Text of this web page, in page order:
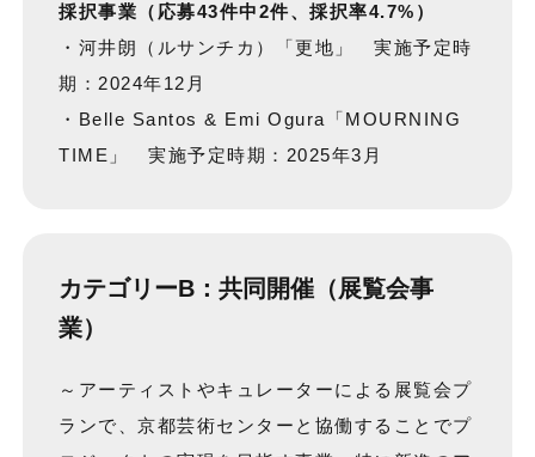
採択事業（応募43件中2件、採択率4.7%）
・河井朗（ルサンチカ）「更地」 実施予定時
期：2024年12月
・Belle Santos & Emi Ogura「MOURNING
TIME」 実施予定時期：2025年3月
カテゴリーB：共同開催（展覧会事
業）
～アーティストやキュレーターによる展覧会プ
ランで、京都芸術センターと協働することでプ